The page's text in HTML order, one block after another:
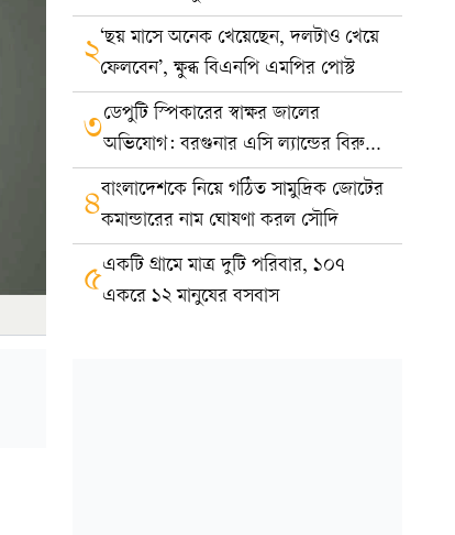
২‘ছয় মাসে অনেক খেয়েছেন, দলটাও খেয়ে
ফেলবেন’, ক্ষুব্ধ বিএনপি এমপির পোস্ট
৩ডেপুটি স্পিকারের স্বাক্ষর জালের
অভিযোগ: বরগুনার এসি ল্যান্ডের বিরুদ্ধে
মামলা
৪বাংলাদেশকে নিয়ে গঠিত সামুদ্রিক জোটের
কমান্ডারের নাম ঘোষণা করল সৌদি
৫একটি গ্রামে মাত্র দুটি পরিবার, ১০৭
একরে ১২ মানুষের বসবাস